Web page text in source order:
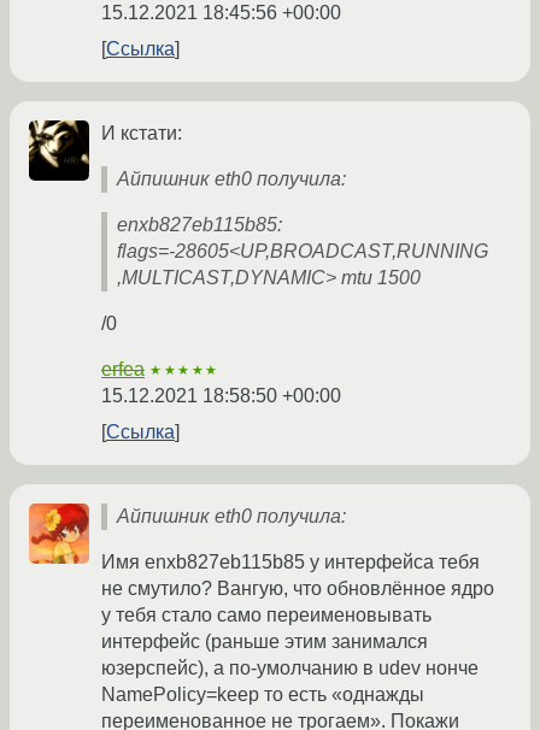
15.12.2021 18:45:56 +00:00
Ссылка
И кстати:
Айпишник eth0 получила:
enxb827eb115b85:
flags=-28605<UP,BROADCAST,RUNNING
,MULTICAST,DYNAMIC> mtu 1500
/0
erfea ★★★★★
15.12.2021 18:58:50 +00:00
Ссылка
Айпишник eth0 получила:
Имя enxb827eb115b85 у интерфейса тебя
не смутило? Вангую, что обновлённое ядро
у тебя стало само переименовывать
интерфейс (раньше этим занимался
юзерспейс), а по-умолчанию в udev нонче
NamePolicy=keep то есть «однажды
переименованное не трогаем». Покажи